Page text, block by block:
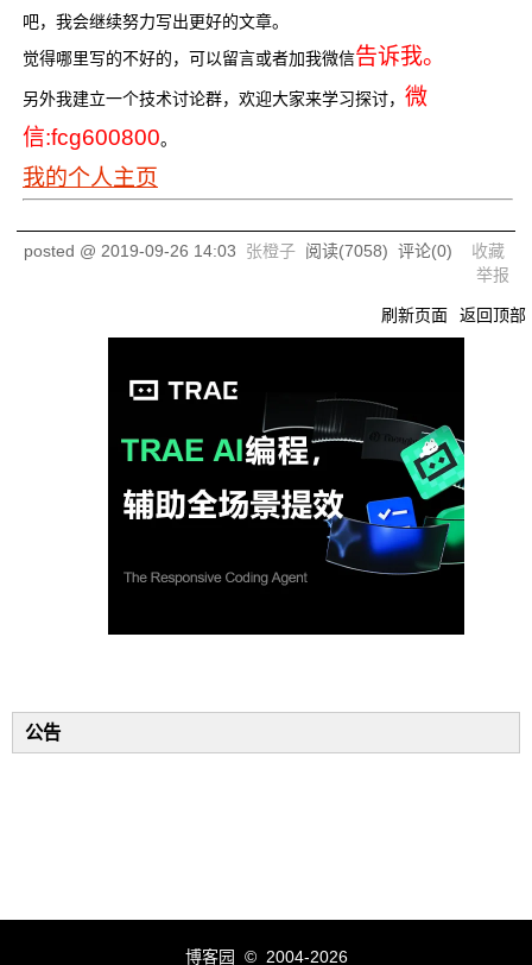
吧，我会继续努力写出更好的文章。
觉得哪里写的不好的，可以留言或者加我微信告诉我。
另外我建立一个技术讨论群，欢迎大家来学习探讨， 微
信:fcg600800。
我的个人主页
posted @ 2019-09-26 14:03 张橙子 阅读(7058) 评论(0) 收藏
举报
刷新页面 返回顶部
公告
博客园 © 2004-2026